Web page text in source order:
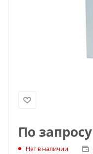
По запросу
Нет в наличии